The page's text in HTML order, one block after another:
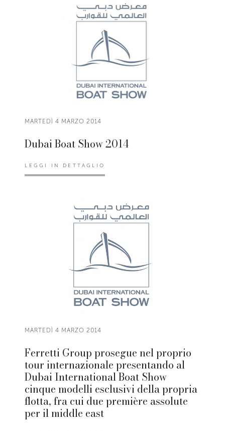
MARTEDÌ 4 MARZO 2014
Dubai Boat Show 2014
LEGGI IN DETTAGLIO
MARTEDÌ 4 MARZO 2014
Ferretti Group prosegue nel proprio
tour internazionale presentando al
Dubai International Boat Show
cinque modelli esclusivi della propria
flotta, fra cui due première assolute
per il middle east